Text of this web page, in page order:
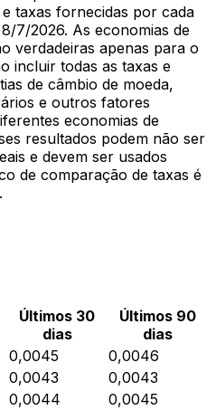
taxas fornecidas por cada
7/2026. As economias de
verdadeiras apenas para o
incluir todas as taxas e
de câmbio de moeda,
e outros fatores
economias de
resultados podem não ser
e devem ser usados
de comparação de taxas é
Últimos 30
dias
Últimos 90
dias
0,0045
0,0046
0,0043
0,0043
0,0044
0,0045